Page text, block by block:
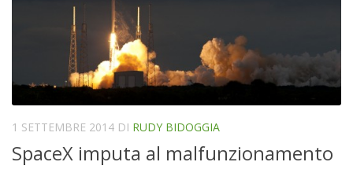
1 SETTEMBRE 2014 DI RUDY BIDOGGIA
SpaceX imputa al malfunzionamento